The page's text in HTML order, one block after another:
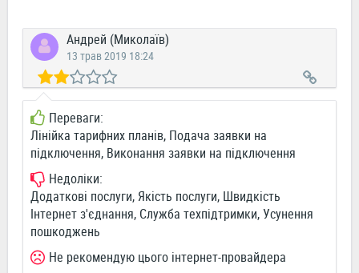
Андрей (Миколаїв)
13 трав 2019 18:24
Переваги:
Лінійка тарифних планів, Подача заявки на
підключення, Виконання заявки на підключення
Недоліки:
Додаткові послуги, Якість послуги, Швидкість
Інтернет з'єднання, Служба техпідтримки, Усунення
пошкоджень
Не рекомендую цього інтернет-провайдера